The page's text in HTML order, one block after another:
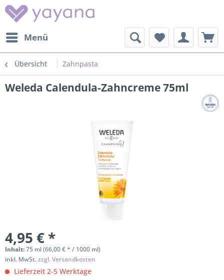
Menü
Übersicht Zahnpasta
Weleda Calendula-Zahncreme 75ml
4,95 € *
Inhalt:75 ml (66,00 € * / 1000 ml)
inkl. MwSt.zzgl. Versandkosten
Lieferzeit 2-5 Werktage